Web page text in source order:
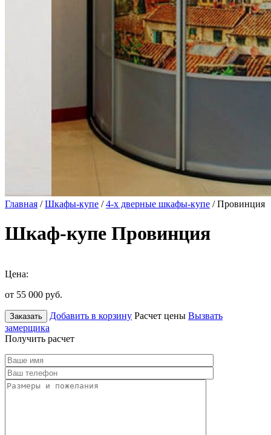
Главная /Шкафы-купе /4-х дверные шкафы-купе / Провинция
Шкаф-купе Провинция
Цена:
от 55 000 руб.
Заказать Добавить в корзину Расчет цены Вызвать
замерщика
Получить расчет